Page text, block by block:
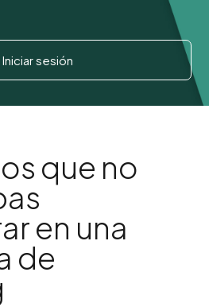
Iniciar sesión
que no
en una
de